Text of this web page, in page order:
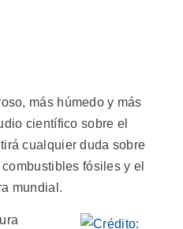
más húmedo y más
científico sobre el
cualquier duda sobre
fósiles y el
mundial.